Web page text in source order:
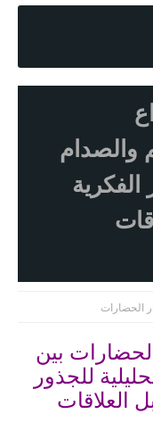
والصدام
الحضارات
بين
للجذور
العلاقات